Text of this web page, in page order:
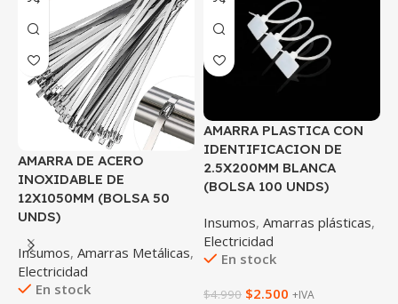
AMARRA DE ACERO
INOXIDABLE DE
12X1050MM (BOLSA 50
UNDS)
Insumos, Amarras Metálicas,
Electricidad
En stock
AMARRA PLASTICA CON
IDENTIFICACION DE
2.5X200MM BLANCA
(BOLSA 100 UNDS)
Insumos, Amarras plásticas,
Electricidad
En stock
$4.990 $2.500 +IVA